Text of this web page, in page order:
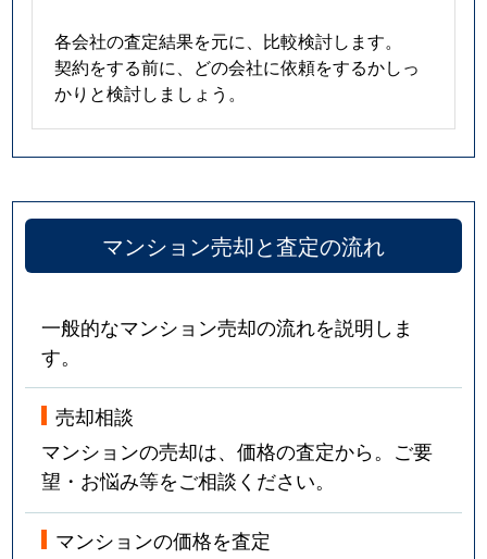
各会社の査定結果を元に、比較検討します。
契約をする前に、どの会社に依頼をするかしっ
かりと検討しましょう。
マンション売却と査定の流れ
一般的なマンション売却の流れを説明しま
す。
売却相談
マンションの売却は、価格の査定から。ご要
望・お悩み等をご相談ください。
マンションの価格を査定